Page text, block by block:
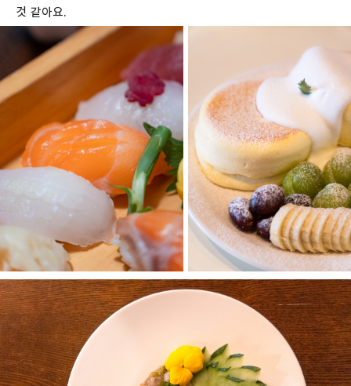
것 같아요.